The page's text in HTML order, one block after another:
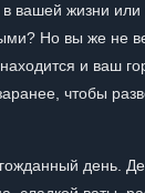
вашей жизни или
Но вы же не
и ваш
чтобы
день.